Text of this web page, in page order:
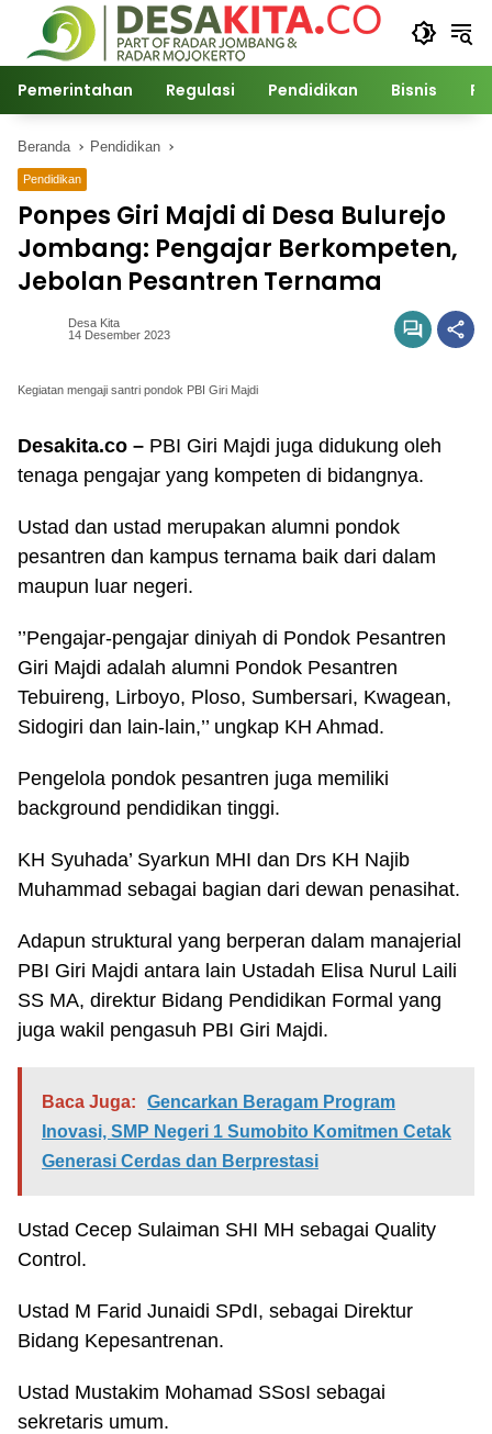
Langsung
konten
Pemerintahan Regulasi Pendidikan Bisnis
Beranda Pendidikan
Pendidikan
Ponpes Giri Majdi di Desa Bulurejo
Jombang: Pengajar Berkompeten,
Jebolan Pesantren Ternama
Desa Kita
14 Desember 2023
Kegiatan mengaji santri pondok PBI Giri Majdi
Desakita.co – PBI Giri Majdi juga didukung oleh
tenaga pengajar yang kompeten di bidangnya.
Ustad dan ustad merupakan alumni pondok
pesantren dan kampus ternama baik dari dalam
maupun luar negeri.
’’Pengajar-pengajar diniyah di Pondok Pesantren
Giri Majdi adalah alumni Pondok Pesantren
Tebuireng, Lirboyo, Ploso, Sumbersari, Kwagean,
Sidogiri dan lain-lain,’’ ungkap KH Ahmad.
Pengelola pondok pesantren juga memiliki
background pendidikan tinggi.
KH Syuhada’ Syarkun MHI dan Drs KH Najib
Muhammad sebagai bagian dari dewan penasihat.
Adapun struktural yang berperan dalam manajerial
PBI Giri Majdi antara lain Ustadah Elisa Nurul Laili
SS MA, direktur Bidang Pendidikan Formal yang
juga wakil pengasuh PBI Giri Majdi.
Baca Juga:
Gencarkan Beragam Program
Inovasi, SMP Negeri 1 Sumobito Komitmen Cetak
Generasi Cerdas dan Berprestasi
Ustad Cecep Sulaiman SHI MH sebagai Quality
Control.
Ustad M Farid Junaidi SPdI, sebagai Direktur
Bidang Kepesantrenan.
Ustad Mustakim Mohamad SSosI sebagai
sekretaris umum.